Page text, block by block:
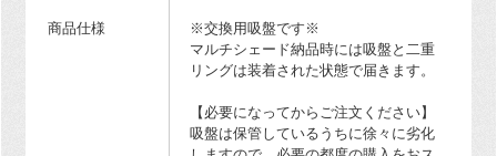
商品仕様
※交換用吸盤です※
マルチシェード納品時には吸盤と二重
リングは装着された状態で届きます。
【必要になってからご注文ください】
吸盤は保管しているうちに徐々に劣化